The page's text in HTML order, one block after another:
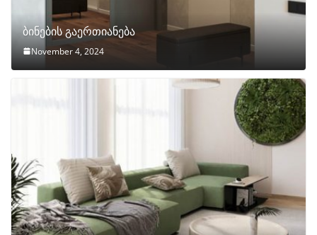
ბინების გაერთიანება
November 4, 2024